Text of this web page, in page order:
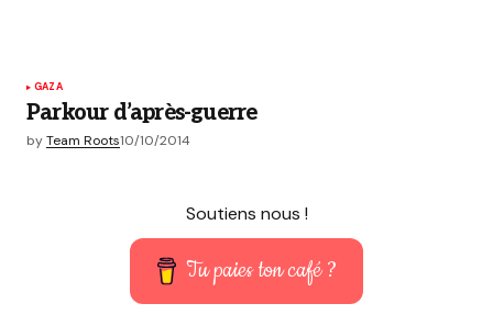
GAZA
Parkour d’après-guerre
byTeam Roots10/10/2014
Soutiens nous !
Tu paies ton café ?